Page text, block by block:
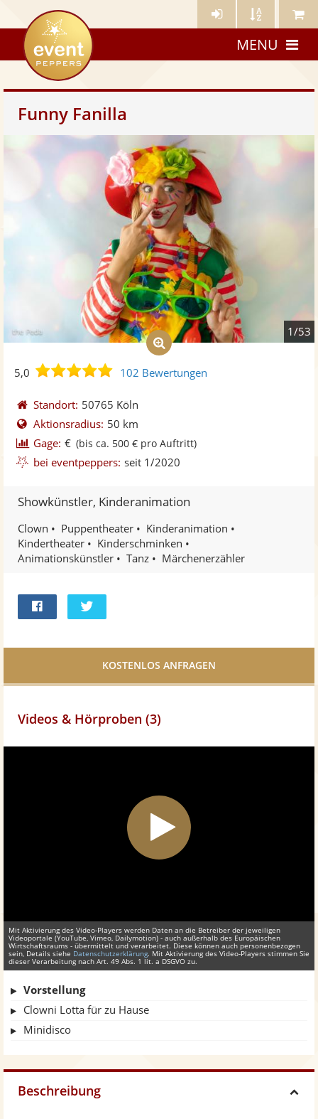
Künstler- Künstler Meine
eventpeppers
MENU
Funny Fanilla
1/53
5,0
5,0
5
Sternen
102 Bewertungen
Standort: 50765 Köln
Aktionsradius: 50 km
Gage: € (bis ca. 500 € pro Auftritt)
bei eventpeppers: seit 1/2020
Showkünstler, Kinderanimation
Clown Puppentheater
Kinderanimation
Kindertheater
Kinderschminken
Animationskünstler
Tanz Märchenerzähler
Facebook
Videos & Hörproben (3)
Mit Aktivierung des Video-Players werden Daten an die Betreiber der jeweiligen
Videoportale (YouTube, Vimeo, Dailymotion) - auch außerhalb des Europäischen
Wirtschaftsraums - übermittelt und verarbeitet. Diese können auch personenbezogen
sein, Details siehe Datenschutzerklärung. Mit Aktivierung des Video-Players stimmen Sie
dieser Verarbeitung nach Art. 49 Abs. 1 lit. a DSGVO zu.
Vorstellung
Clowni Lotta für zu Hause
Minidisco
Beschreibung